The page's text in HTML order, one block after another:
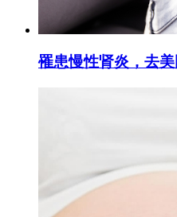
罹患慢性肾炎，去